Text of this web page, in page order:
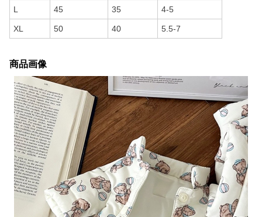
L 45 35 4-5
XL 50 40 5.5-7
商品画像